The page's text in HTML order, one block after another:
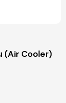
(Air Cooler)